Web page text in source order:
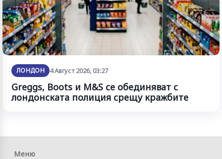
ЛОНДОН 4 Август 2026, 03:27
Greggs, Boots и M&S се обединяват с
лондонската полиция срещу кражбите
Меню